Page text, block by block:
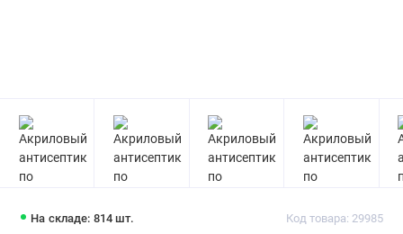
На складе: 814 шт. Код товара: 29985